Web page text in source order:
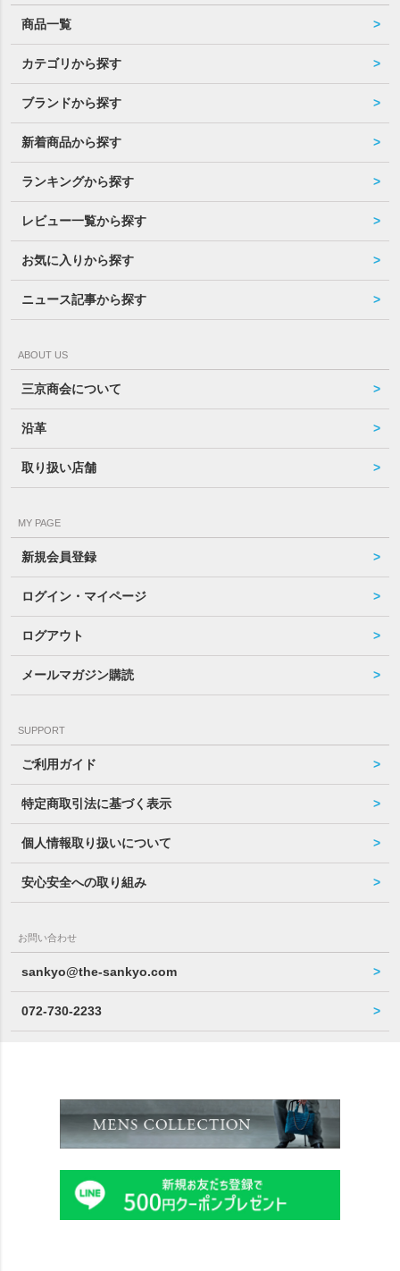
商品一覧
カテゴリから探す
ブランドから探す
新着商品から探す
ランキングから探す
レビュー一覧から探す
お気に入りから探す
ニュース記事から探す
ABOUT US
三京商会について
沿革
取り扱い店舗
MY PAGE
新規会員登録
ログイン・マイページ
ログアウト
メールマガジン購読
SUPPORT
ご利用ガイド
特定商取引法に基づく表示
個人情報取り扱いについて
安心安全への取り組み
お問い合わせ
sankyo@the-sankyo.com
072-730-2233